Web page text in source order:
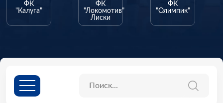
ФК
"Калуга"
ФК
"Локомотив"
Лиски
ФК
"Олимпик"